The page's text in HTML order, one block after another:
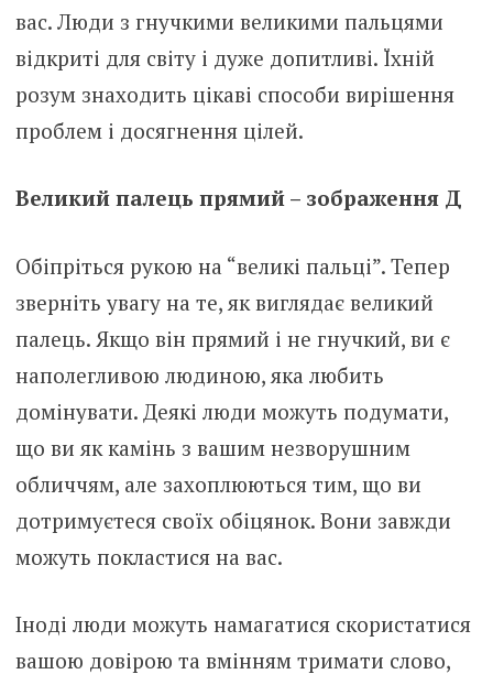
вас. Люди з гнучкими великими пальцями
відкриті для світу і дуже допитливі. Їхній
розум знаходить цікаві способи вирішення
проблем і досягнення цілей.
Великий палець прямий – зображення Д
Обіпріться рукою на “великі пальці”. Тепер
зверніть увагу на те, як виглядає великий
палець. Якщо він прямий і не гнучкий, ви є
наполегливою людиною, яка любить
домінувати. Деякі люди можуть подумати,
що ви як камінь з вашим незворушним
обличчям, але захоплюються тим, що ви
дотримуєтеся своїх обіцянок. Вони завжди
можуть покластися на вас.
Іноді люди можуть намагатися скористатися
вашою довірою та вмінням тримати слово,